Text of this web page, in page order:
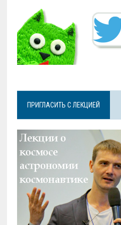
ПРИГЛАСИТЬ С ЛЕКЦИЕЙ